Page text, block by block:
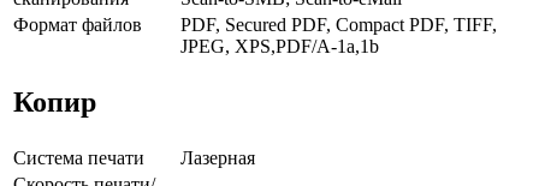
Формат файлов
PDF, Secured PDF, Compact PDF, TIFF,
JPEG, XPS,PDF/A-1a,1b
Копир
Система печати
Лазерная